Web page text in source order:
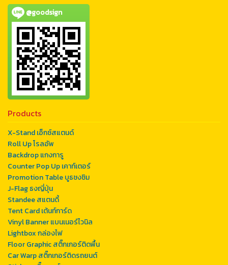
@goodsign
Products
X-Stand เอ็กซ์สแตนด์
Roll Up โรลอัพ
Backdrop แกงการู
Counter Pop Up เคาท์เตอร์
Promotion Table บูธชงชิม
J-Flag ธงญี่ปุ่น
Standee สแตนดี้
Tent Card เต้นท์การ์ด
Vinyl Banner แบนเนอร์ไวนิล
Lightbox กล่องไฟ
Floor Graphic สติ๊กเกอร์ติดพื้น
Car Warp สติ๊กเกอร์ติดรถยนต์